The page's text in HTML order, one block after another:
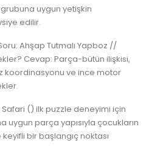
grubuna uygun yetişkin
edilir.
Ahşap Tutmalı Yapboz //
Cevap: Parça-bütün ilişkisi,
koordinasyonu ve ince motor
() ilk puzzle deneyimi için
uygun parça yapısıyla çocukların
bir başlangıç noktası